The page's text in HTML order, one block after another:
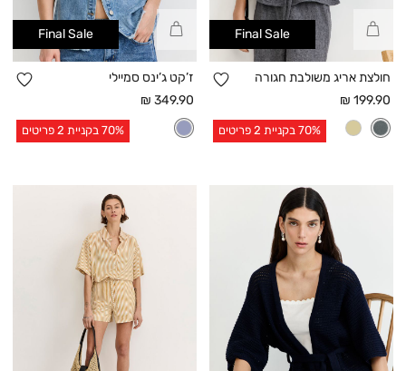
Final Sale
קנייה
מהירה
חולצת אריג משולבת חגורה
הוספה
למועדפים
מחיר
אחרי
הנחה
199.90 ₪
70% בקניית 2 פריטים
Final Sale
קנייה
מהירה
ז’קט ג’ינס סמיילי
מחיר
אחרי
הנחה
349.90 ₪
70% בקניית 2 פריטים